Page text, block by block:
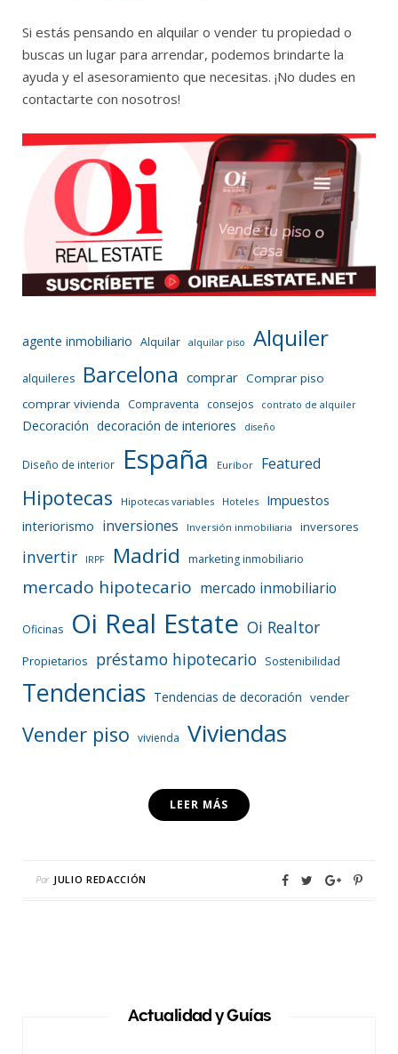
Si estás pensando en alquilar o vender tu propiedad o
buscas un lugar para arrendar, podemos brindarte la
ayuda y el asesoramiento que necesitas. ¡No dudes en
contactarte con nosotros!
agente inmobiliario Alquilar alquilar piso Alquiler
alquileres Barcelona comprar Comprar piso
comprar vivienda
Compraventa consejos contrato de alquiler
Decoración decoración de interiores diseño
Diseño de interior España Euríbor Featured
Hipotecas Hipotecas variables Hoteles
Impuestos
interiorismo inversiones Inversión inmobiliaria inversores
invertir IRPF Madrid marketing inmobiliario
mercado hipotecario mercado inmobiliario
Oficinas Oi Real Estate Oi Realtor
Propietarios préstamo hipotecario Sostenibilidad
Tendencias Tendencias de decoración vender
Vender piso vivienda Viviendas
LEER MÁS
Por JULIO REDACCIÓN
Actualidad y Guías